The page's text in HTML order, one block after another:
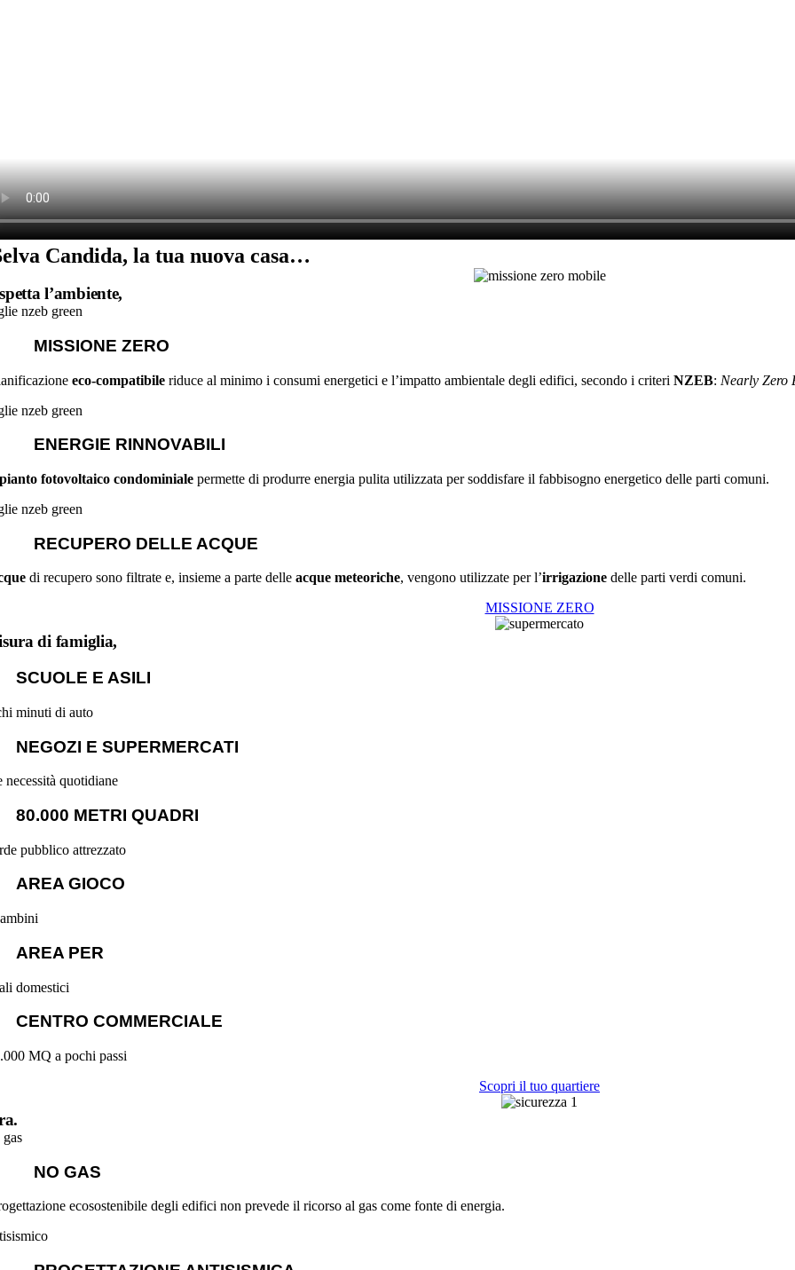
Candida, la tua nuova casa…
l’ambiente,
MISSIONE ZERO
eco-compatibile riduce al minimo i consumi energetici e l’impatto ambientale degli edifici, secondo i criteri NZEB: Nearly Zero
ENERGIE RINNOVABILI
fotovoltaico condominiale permette di produrre energia pulita utilizzata per soddisfare il fabbisogno energetico delle parti comuni.
RECUPERO DELLE ACQUE
di recupero sono filtrate e, insieme a parte delle acque meteoriche, vengono utilizzate per l’irrigazione delle parti verdi comuni.
MISSIONE ZERO
di famiglia,
SCUOLE E ASILI
minuti di auto
NEGOZI E SUPERMERCATI
necessità quotidiane
80.000 METRI QUADRI
pubblico attrezzato
AREA GIOCO
AREA PER
domestici
CENTRO COMMERCIALE
MQ a pochi passi
Scopri il tuo quartiere
NO GAS
ecosostenibile degli edifici non prevede il ricorso al gas come fonte di energia.